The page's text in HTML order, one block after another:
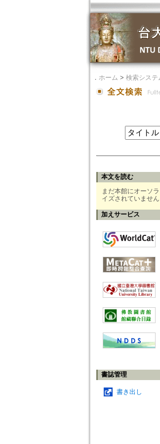
． ホーム > 検索システ
本文を読む
まだ本館にオーソラ
イズされていません
加えサービス
書誌管理
書き出し